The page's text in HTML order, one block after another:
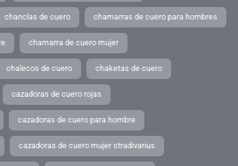
chanclas de cuero chamarras de cuero para hombres
chamarra de cuero mujer
chalecos de cuero chaketas de cuero
cazadoras de cuero rojas
cazadoras de cuero para hombre
cazadoras de cuero mujer stradivarius